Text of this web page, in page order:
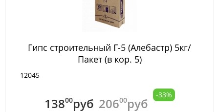
Гипс строительный Г-5 (Алебастр) 5кг/
Пакет (в кор. 5)
12045
13800руб 20600руб
-33%